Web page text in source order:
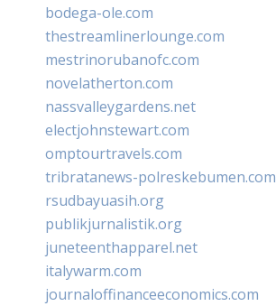
bodega-ole.com
thestreamlinerlounge.com
mestrinorubanofc.com
novelatherton.com
nassvalleygardens.net
electjohnstewart.com
omptourtravels.com
tribratanews-polreskebumen.com
rsudbayuasih.org
publikjurnalistik.org
juneteenthapparel.net
italywarm.com
journaloffinanceeconomics.com